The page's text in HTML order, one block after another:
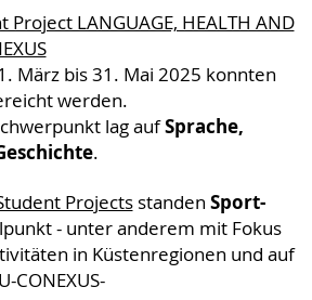
LANGUAGE, HEALTH AND
März bis 31. Mai 2025 konnten
werden.
lag aufSprache,
.
Projectsstanden Sport-
- unter anderem mit Fokus
in Küstenregionen und auf
CONEXUS-